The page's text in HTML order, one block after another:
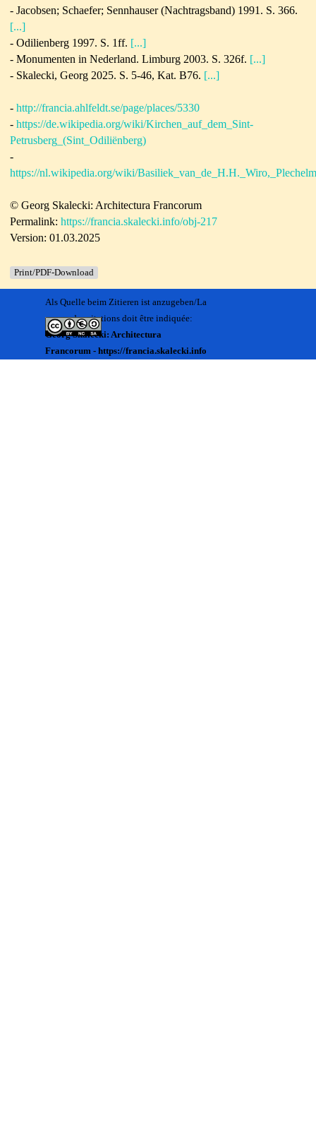
- Jacobsen; Schaefer; Sennhauser (Nachtragsband) 1991. S. 366.
[...]
- Odilienberg 1997. S. 1ff. [...]
- Monumenten in Nederland. Limburg 2003. S. 326f. [...]
- Skalecki, Georg 2025. S. 5-46, Kat. B76. [...]
- http://francia.ahlfeldt.se/page/places/5330
- https://de.wikipedia.org/wiki/Kirchen_auf_dem_Sint-
Petrusberg_(Sint_Odiliënberg)
-
https://nl.wikipedia.org/wiki/
© Georg Skalecki: Architectura Francorum
Permalink: https://francia.skalecki.info/obj-217
Version: 01.03.2025
Print/PDF-Download
Als Quelle beim Zitieren ist anzugeben/La
source des citations doit être indiquée:
Georg Skalecki: Architectura
Francorum - https://francia.skalecki.info